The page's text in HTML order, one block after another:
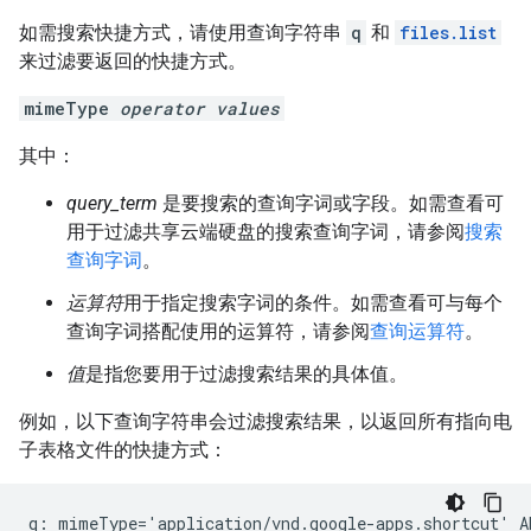
如需搜索快捷方式，请使用查询字符串 q 和 files.list
来过滤要返回的快捷方式。
mimeType operator values
其中：
query_term 是要搜索的查询字词或字段。如需查看可
用于过滤共享云端硬盘的搜索查询字词，请参阅搜索
查询字词。
运算符用于指定搜索字词的条件。如需查看可与每个
查询字词搭配使用的运算符，请参阅查询运算符。
值是指您要用于过滤搜索结果的具体值。
例如，以下查询字符串会过滤搜索结果，以返回所有指向电
子表格文件的快捷方式：